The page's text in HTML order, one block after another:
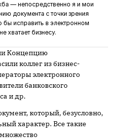
— непосредственно я и мои
документа с точки зрения
бы исправить в электронном
хватает бизнесу.
Концепцию
коллег из бизнес-
электронного
банковского
и др.
который, безусловно,
характер. Все такие